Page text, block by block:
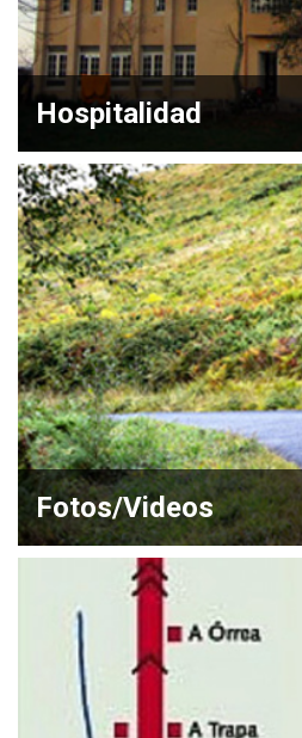
Hospitalidad
Fotos/Videos